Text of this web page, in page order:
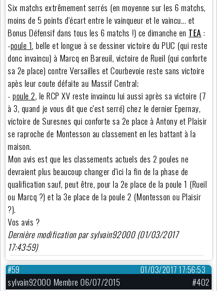
Six matchs extrêmement serrés (en moyenne sur les 6 matchs,
moins de 5 points d'écart entre le vainqueur et le vaincu... et
Bonus Défensif dans tous les 6 matchs !) ce dimanche en TEA :
-poule 1, belle et longue à se dessiner victoire du PUC (qui reste
donc invaincu) à Marcq en Bareuil, victoire de Rueil (qui conforte
sa 2e place) contre Versailles et Courbevoie reste sans victoire
apès leur coute défaite au Massif Central;
-poule 2, le RCP XV reste invaincu lui aussi après sa victoire (7
à 3, quand je vous dit que c'est serré) chez le dernier Epernay,
victoire de Suresnes qui conforte sa 2e place à Antony et Plaisir
se raproche de Montesson au classement en les battant à la
maison.
Mon avis est que les classements actuels des 2 poules ne
devraient plus beaucoup changer d'ici la fin de la phase de
qualification sauf, peut être, pour la 2e place de la poule 1 (Rueil
ou Marcq ?) et la 3e place de la poule 2 (Montesson ou Plaisir
?).
Vos avis ?
Dernière modification par sylvain92000 (01/03/2017
17:43:59)
01/03/2017 17:56:53
#59
sylvain92000 Membre 06/07/2015
#402